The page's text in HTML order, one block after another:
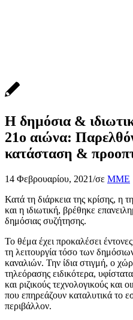
Η δημόσια &
21ο αιώνα:
κατάσταση &
14 Φεβρουαρίου, 2021/σε ΜΜΕ
Κατά τη διάρκεια της κρίσης, η
και η ιδιωτική, βρέθηκε
δημόσιας συζήτησης.
Το θέμα έχει προκαλέσει
τη λειτουργία τόσο των
καναλιών. Την ίδια στιγμή, ο
τηλεόρασης ειδικότερα,
και ριζικούς τεχνολογικούς και
που επηρεάζουν καταλυτικά το
περιβάλλον.